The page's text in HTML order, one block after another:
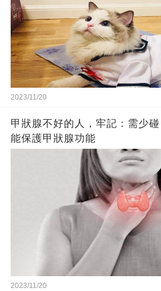
2023/11/20
甲狀腺不好的人，牢記：需少
能保護甲狀腺功能
2023/11/20